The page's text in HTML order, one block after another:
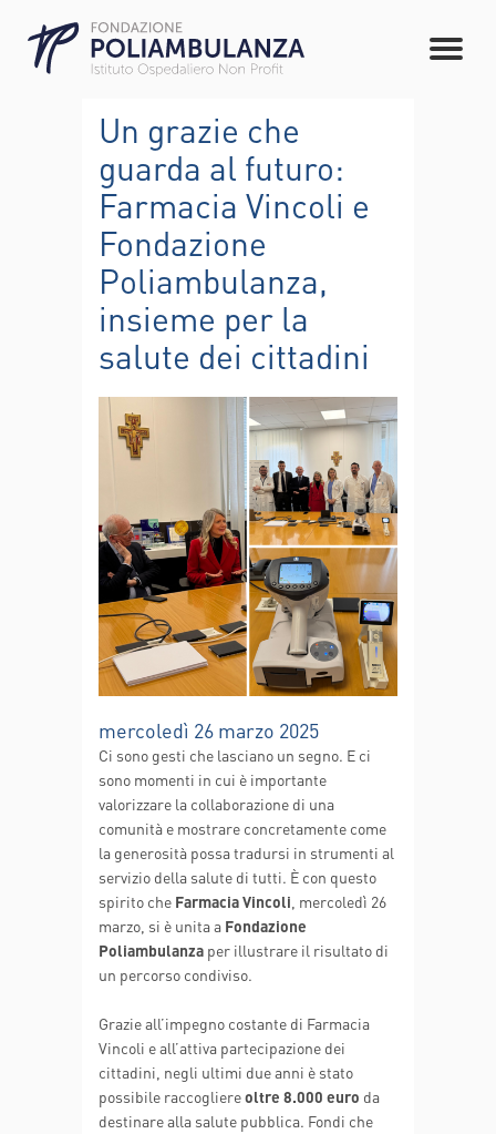
Un grazie che
guarda al futuro:
Farmacia Vincoli e
Fondazione
Poliambulanza,
insieme per la
salute dei cittadini
mercoledì 26 marzo 2025
Ci sono gesti che lasciano un segno. E ci
sono momenti in cui è importante
valorizzare la collaborazione di una
comunità e mostrare concretamente come
la generosità possa tradursi in strumenti al
servizio della salute di tutti. È con questo
spirito che Farmacia Vincoli , mercoledì 26
marzo, si è unita a Fondazione
Poliambulanza per illustrare il risultato di
un percorso condiviso.
Grazie all’impegno costante di Farmacia
Vincoli e all’attiva partecipazione dei
cittadini, negli ultimi due anni è stato
possibile raccogliereoltre 8.000 euro da
destinare alla salute pubblica. Fondi che